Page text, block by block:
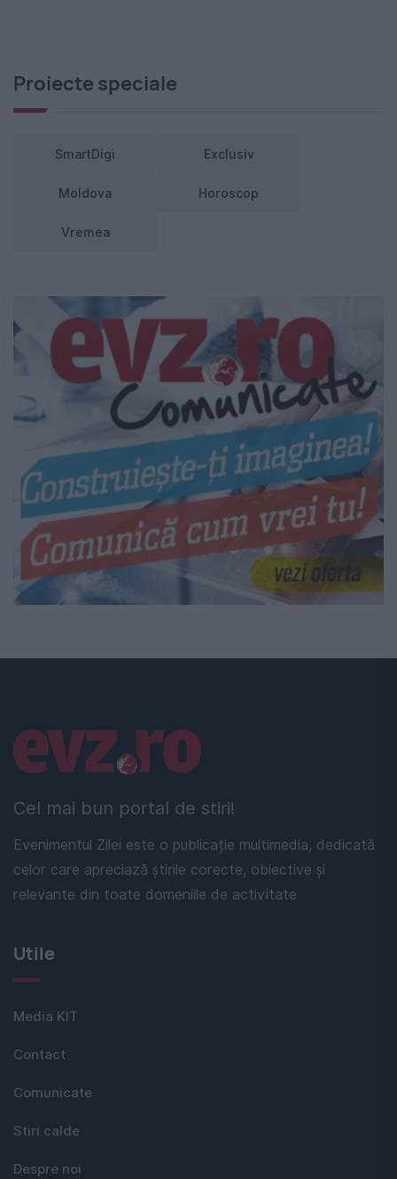
Proiecte speciale
SmartDigi Exclusiv
Moldova Horoscop
Vremea
Cel mai bun portal de stiri!
Evenimentul Zilei este o publicație multimedia, dedicată
celor care apreciază știrile corecte, obiective și
relevante din toate domeniile de activitate
Linkuri utile
Utile
Media KIT
Contact
Comunicate
Stiri calde
Despre noi